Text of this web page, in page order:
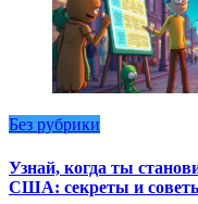
Без рубрики
Узнай, когда ты
США: секреты и